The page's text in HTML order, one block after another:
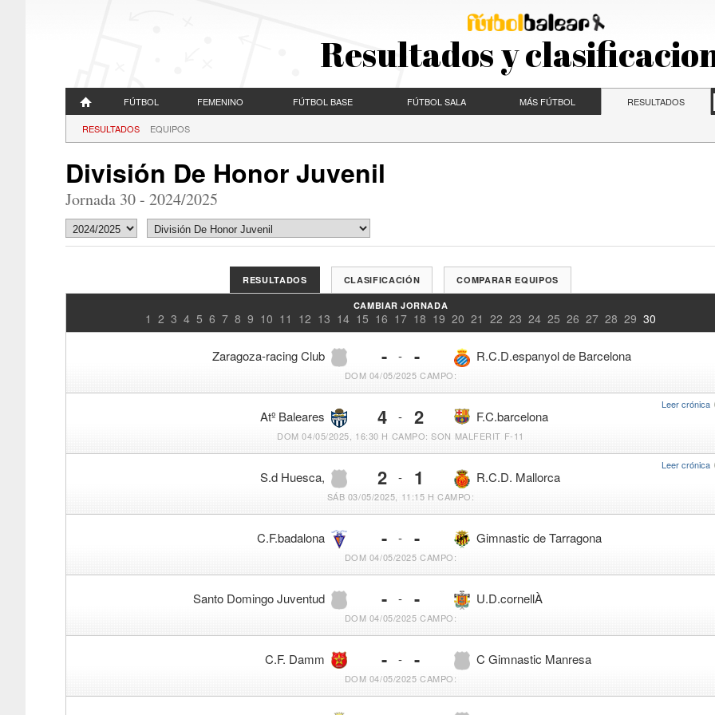
Resultados y
FÚTBOL FEMENINO FÚTBOL BASE FÚTBOL SALA MÁS FÚTBOL RESULTADOS
RESULTADOS EQUIPOS
División De Honor Juvenil
Jornada 30 - 2024/2025
RESULTADOS CLASIFICACIÓN COMPARAR EQUIPOS
CAMBIAR JORNADA
1 2 3 4 5 6 7 8 9 10 11 12 13 14 15 16 17 18 19 20 21 22 23 24 25 26 27 28 29 30
Zaragoza-racing Club - - R.C.D.espanyol de Barcelona
-
DOM 04/05/2025 CAMPO:
Atº Baleares 4 - F.C.barcelona
2
DOM 04/05/2025, 16:30 H CAMPO: SON MALFERIT F-11
Leer crónica
S.d Huesca, 2 - R.C.D. Mallorca
1
SÁB 03/05/2025, 11:15 H CAMPO:
Leer crónica
C.F.badalona - - Gimnastic de Tarragona
-
DOM 04/05/2025 CAMPO:
Santo Domingo Juventud - - U.D.cornellÀ
-
DOM 04/05/2025 CAMPO:
C.F. Damm - - C Gimnastic Manresa
-
DOM 04/05/2025 CAMPO: